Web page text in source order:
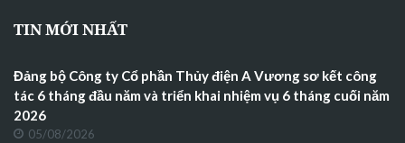
TIN MỚI NHẤT
Đảng bộ Công ty Cổ phần Thủy điện A Vương sơ kết công
tác 6 tháng đầu năm và triển khai nhiệm vụ 6 tháng cuối năm
2026
05/08/2026